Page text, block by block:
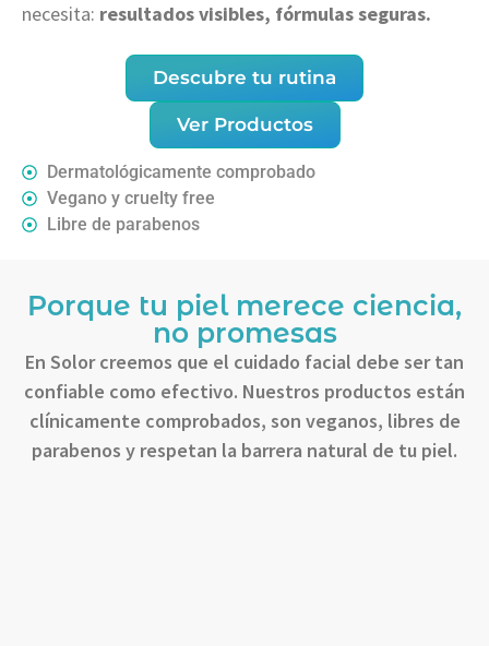
necesita: resultados visibles, fórmulas seguras.
Descubre tu rutina
Ver Productos
Dermatológicamente comprobado
Vegano y cruelty free
Libre de parabenos
Porque tu piel merece ciencia,
no promesas
En Solor creemos que el cuidado facial debe ser tan
confiable como efectivo. Nuestros productos están
clínicamente comprobados, son veganos, libres de
parabenos y respetan la barrera natural de tu piel.